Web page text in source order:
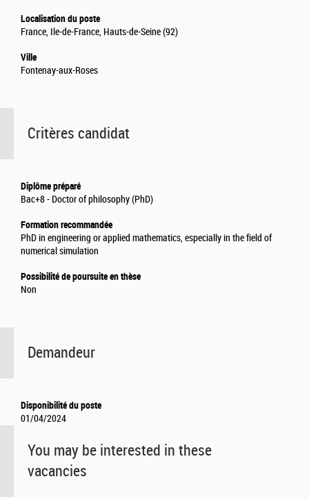
Localisation du poste
France, Ile-de-France, Hauts-de-Seine (92)
Ville
Fontenay-aux-Roses
Critères candidat
Diplôme préparé
Bac+8 - Doctor of philosophy (PhD)
Formation recommandée
PhD in engineering or applied mathematics, especially in the field of
numerical simulation
Possibilité de poursuite en thèse
Non
Demandeur
Disponibilité du poste
01/04/2024
You may be interested in these
vacancies